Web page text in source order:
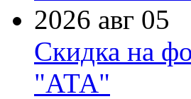
2026 авг 05
Скидка на
"АТА"